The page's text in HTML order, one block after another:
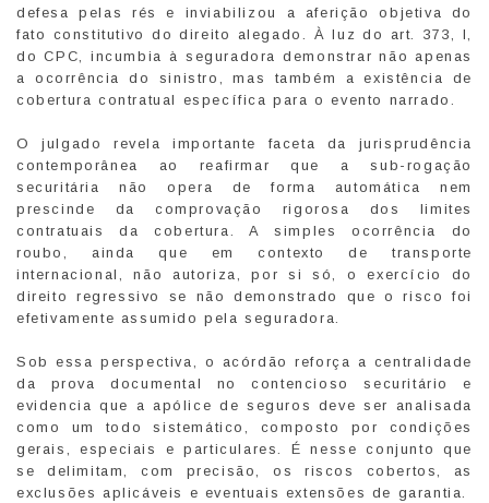
defesa pelas rés e inviabilizou a aferição objetiva do
fato constitutivo do direito alegado. À luz do art. 373, I,
do CPC, incumbia à seguradora demonstrar não apenas
a ocorrência do sinistro, mas também a existência de
cobertura contratual específica para o evento narrado.
O julgado revela importante faceta da jurisprudência
contemporânea ao reafirmar que a sub-rogação
securitária não opera de forma automática nem
prescinde da comprovação rigorosa dos limites
contratuais da cobertura. A simples ocorrência do
roubo, ainda que em contexto de transporte
internacional, não autoriza, por si só, o exercício do
direito regressivo se não demonstrado que o risco foi
efetivamente assumido pela seguradora.
Sob essa perspectiva, o acórdão reforça a centralidade
da prova documental no contencioso securitário e
evidencia que a apólice de seguros deve ser analisada
como um todo sistemático, composto por condições
gerais, especiais e particulares. É nesse conjunto que
se delimitam, com precisão, os riscos cobertos, as
exclusões aplicáveis e eventuais extensões de garantia.